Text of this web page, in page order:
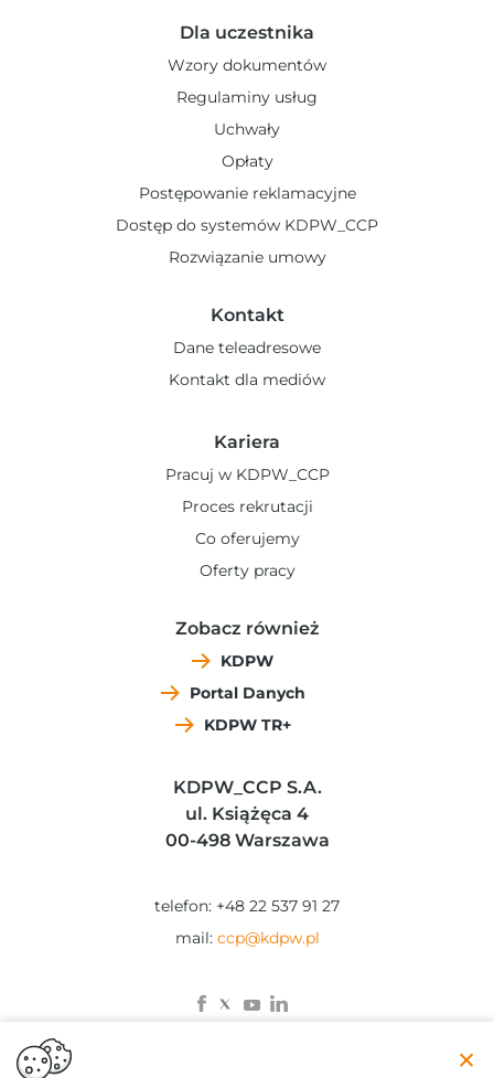
Dla uczestnika
Wzory dokumentów
Regulaminy usług
Uchwały
Opłaty
Postępowanie reklamacyjne
Dostęp do systemów KDPW_CCP
Rozwiązanie umowy
Kontakt
Dane teleadresowe
Kontakt dla mediów
Kariera
Pracuj w KDPW_CCP
Proces rekrutacji
Co oferujemy
Oferty pracy
Zobacz również
KDPW
Portal Danych
KDPW TR+
KDPW_CCP S.A.
ul. Książęca 4
00-498 Warszawa
telefon: +48 22 537 91 27
mail: ccp@kdpw.pl
×